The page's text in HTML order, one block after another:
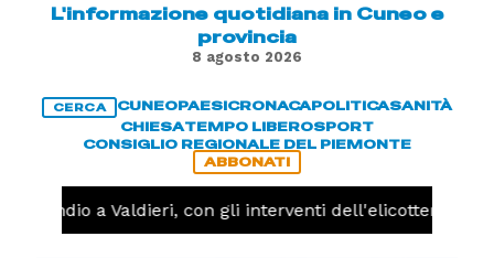
L'informazione quotidiana in Cuneo e
provincia
8 agosto 2026
CERCA CUNEOPAESICRONACAPOLITICASANITÀ
CHIESATEMPO LIBEROSPORT
CONSIGLIO REGIONALE DEL PIEMONTE
ABBONATI
Incendio a Valdieri, con gli interventi dell'elicottero oggi